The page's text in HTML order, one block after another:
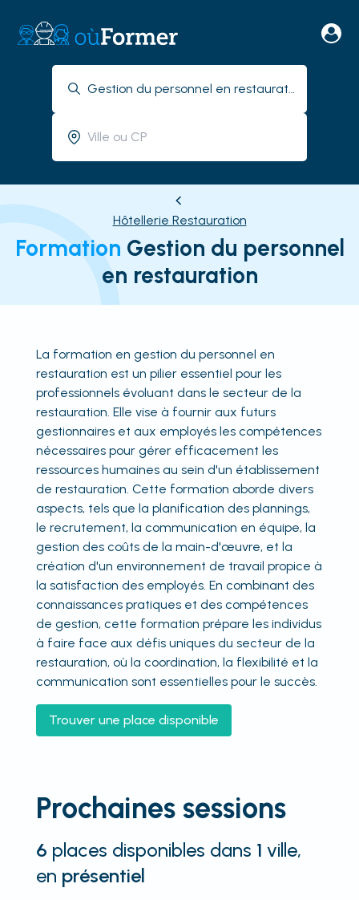
Hôtellerie Restauration
Formation Gestion du personnel
en restauration
La formation en gestion du personnel en
restauration est un pilier essentiel pour les
professionnels évoluant dans le secteur de la
restauration. Elle vise à fournir aux futurs
gestionnaires et aux employés les compétences
nécessaires pour gérer efficacement les
ressources humaines au sein d'un établissement
de restauration. Cette formation aborde divers
aspects, tels que la planification des plannings,
le recrutement, la communication en équipe, la
gestion des coûts de la main-d'œuvre, et la
création d'un environnement de travail propice à
la satisfaction des employés. En combinant des
connaissances pratiques et des compétences
de gestion, cette formation prépare les individus
à faire face aux défis uniques du secteur de la
restauration, où la coordination, la flexibilité et la
communication sont essentielles pour le succès.
Trouver une place disponible
Prochaines sessions
6 places disponibles dans 1 ville,
en présentiel